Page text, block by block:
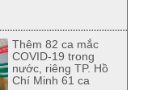
Thêm 82 ca mắc
COVID-19 trong
nước, riêng TP. Hồ
Chí Minh 61 ca